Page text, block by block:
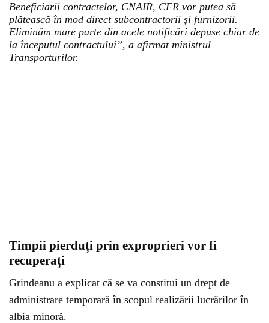
Beneficiarii contractelor, CNAIR, CFR vor putea să
plătească în mod direct subcontractorii și furnizorii.
Eliminăm mare parte din acele notificări depuse chiar de
la începutul contractului”, a afirmat ministrul
Transporturilor.
Timpii pierduți prin exproprieri vor fi
recuperați
Grindeanu a explicat că se va constitui un drept de
administrare temporară în scopul realizării lucrărilor în
albia minoră.